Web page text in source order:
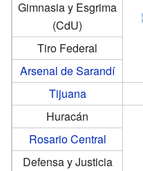
Gimnasia y Esgrima
(CdU)
Tiro Federal
Arsenal de Sarandí
Tijuana
Huracán
Rosario Central
Defensa y Justicia